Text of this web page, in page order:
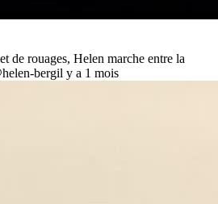
de rouages, Helen marche entre la
bergil y a 1 mois